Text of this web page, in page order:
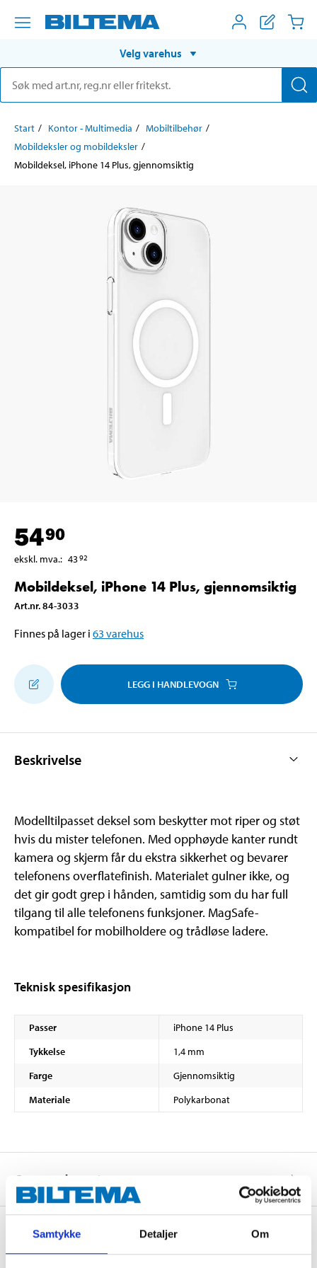
Samtykke Detaljer Om
Velg varehus
Start Kontor - Multimedia
Mobiltilbehør
Mobildeksler og mobildeksler
Mobildeksel, iPhone 14 Plus, gjennomsiktig
5490
ekskl. mva.: 4392
Mobildeksel, iPhone 14 Plus, gjennomsiktig
Art.nr.84-3033
Finnes på lager i 63 varehus
LEGG I HANDLEVOGN
Beskrivelse
Modelltilpasset deksel som beskytter mot riper og støt
hvis du mister telefonen. Med opphøyde kanter rundt
kamera og skjerm får du ekstra sikkerhet og bevarer
telefonens overflatefinish. Materialet gulner ikke, og
det gir godt grep i hånden, samtidig som du har full
tilgang til alle telefonens funksjoner. MagSafe-
kompatibel for mobilholdere og trådløse ladere.
Teknisk spesifikasjon
Passer
iPhone 14 Plus
Tykkelse
1,4 mm
Farge
Gjennomsiktig
Materiale
Polykarbonat
Om produsenten